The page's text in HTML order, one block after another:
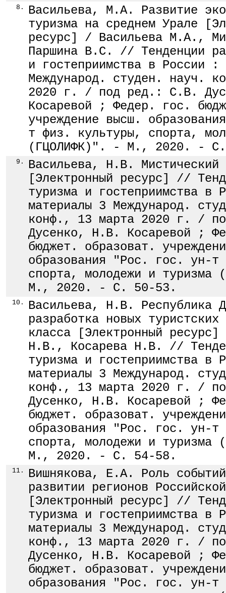
8.
Васильева, М.А. Развитие
туризма на среднем Урале
ресурс] / Васильева М.А.,
Паршина В.С. // Тенденции
и гостеприимства в России :
Международ. студен. науч.
2020 г. / под ред.: С.В.
Косаревой ; Федер. гос.
учреждение высш.
т физ. культуры, спорта,
(ГЦОЛИФК)". - М., 2020. -
9.
Васильева, Н.В. Мистический
[Электронный ресурс] //
туризма и гостеприимства в
материалы 3 Международ.
конф., 13 марта 2020 г. /
Дусенко, Н.В. Косаревой ;
бюджет. образоват.
образования "Рос. гос. ун-т
спорта, молодежи и
М., 2020. - С. 50-53.
10.
Васильева, Н.В. Республика
разработка новых
класса [Электронный
Н.В., Косарева Н.В. //
туризма и гостеприимства в
материалы 3 Международ.
конф., 13 марта 2020 г. /
Дусенко, Н.В. Косаревой ;
бюджет. образоват.
образования "Рос. гос. ун-т
спорта, молодежи и
М., 2020. - С. 54-58.
11.
Вишнякова, Е.А. Роль
развитии регионов
[Электронный ресурс] //
туризма и гостеприимства в
материалы 3 Международ.
конф., 13 марта 2020 г. /
Дусенко, Н.В. Косаревой ;
бюджет. образоват.
образования "Рос. гос. ун-т